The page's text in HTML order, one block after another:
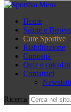
Home
Salute e
Cure Sportive
Riabilitazione
Curiosità
Quiz e
Contattaci
Ricerca